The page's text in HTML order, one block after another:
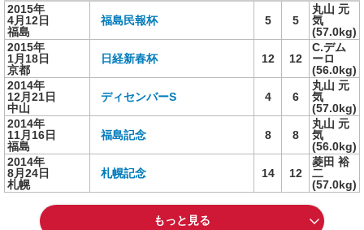
2015年
4月12日
福島
福島民報杯 5 5
丸山 元
気
(57.0kg)
2015年
1月18日
京都
日経新春杯 12 12
C.デム
ーロ
(56.0kg)
2014年
12月21日
中山
ディセンバーS 4 6
丸山 元
気
(57.0kg)
2014年
11月16日
福島
福島記念 8 8
丸山 元
気
(56.0kg)
2014年
8月24日
札幌
札幌記念 14 12
菱田 裕
二
(57.0kg)
もっと見る